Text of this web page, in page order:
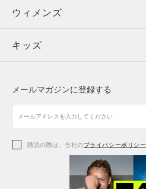
ウィメンズ
キッズ
アクセサリー
トップス
ボトムス
アクセサリー
ウィメンズ
トップス
シューズ
アクセサリー
キッズ
シューズ
メールマガジンに登録する
購読の際は、当社のプライバシーポリシー